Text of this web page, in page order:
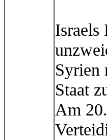
Israels
Syrien
Staat
Am